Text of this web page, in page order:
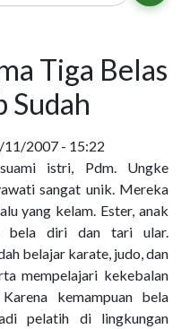
Tiga Belas
Sudah
11/2007 - 15:22
istri, Pdm. Ungke
sangat unik. Mereka
yang kelam. Ester, anak
bela diri dan tari ular.
belajar karate, judo, dan
mempelajari kekebalan
kemampuan bela
pelatih di lingkungan